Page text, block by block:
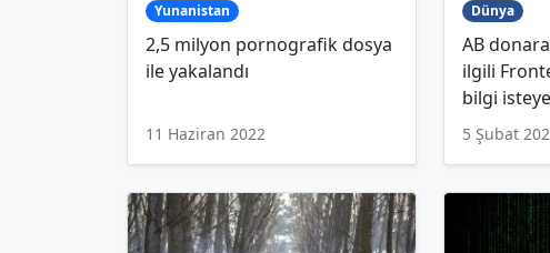
Yunanistan
2,5 milyon pornografik dosya
ile yakalandı
11 Haziran 2022
Dünya
AB
ilgili
bilgi
5 Şubat